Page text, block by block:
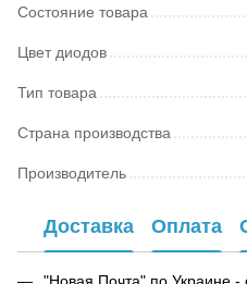
Состояние товара
Цвет диодов
Тип товара
Страна производства
Производитель
Доставка Оплата